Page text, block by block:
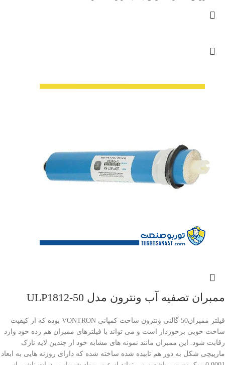
ممبران تصفیه آب ونترون مدل ULP1812-50
فیلتر ممبران50 گالنی ونترون ساخت کمپانی VONTRON بوده که از کیفیت
ساخت خوبی برخوردار است و می تواند با فیلترهای ممبران هم رده خود وارد
رقابت شود. این ممبران مانند نمونه های مشابه خود از چندین لایه نازک
مارپیچی شکل به دور هم تابیده شده ساخته شده که دارای روزنه هایی به ابعاد